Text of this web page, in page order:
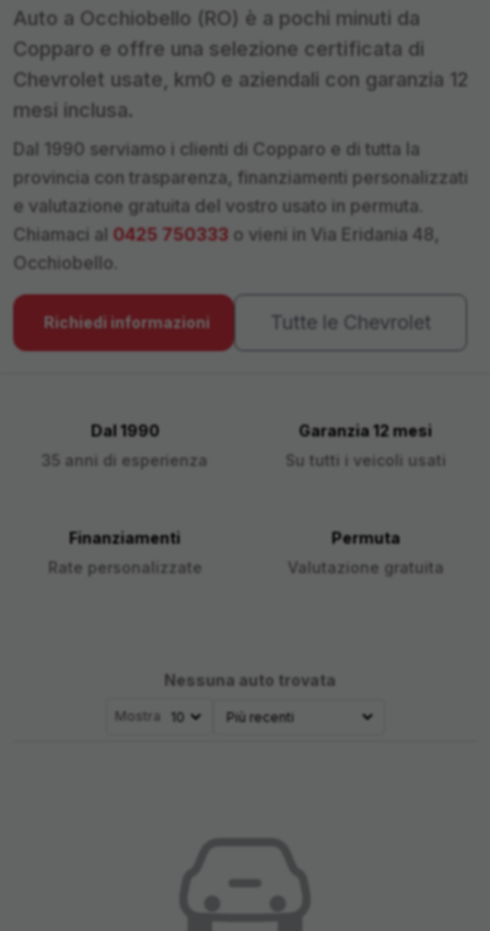
Auto a Occhiobello (RO) è a pochi minuti da
Copparo e offre una selezione certificata di
Chevrolet usate, km0 e aziendali con garanzia 12
mesi inclusa.
Dal 1990 serviamo i clienti di Copparo e di tutta la
provincia con trasparenza, finanziamenti personalizzati
e valutazione gratuita del vostro usato in permuta.
Chiamaci al 0425 750333 o vieni in Via Eridania 48,
Occhiobello.
Richiedi informazioni Tutte le Chevrolet
Dal 1990
35 anni di esperienza
Garanzia 12 mesi
Su tutti i veicoli usati
Finanziamenti
Rate personalizzate
Permuta
Valutazione gratuita
Nessuna auto trovata
Mostra